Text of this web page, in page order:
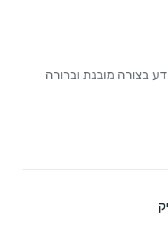
בצורה מובנת וברורה